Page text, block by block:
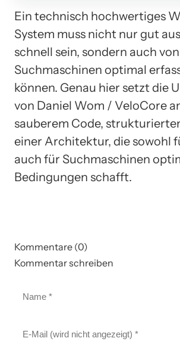
Ein technisch hochwertiges
System muss nicht nur gut
schnell sein, sondern auch von
Suchmaschinen optimal
können. Genau hier setzt die
von Daniel Wom / VeloCore
sauberem Code,
einer Architektur, die sowohl
auch für Suchmaschinen
Bedingungen schafft.
Kommentare (0)
Kommentar schreiben